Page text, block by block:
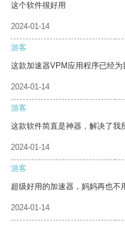
这个软件很好用
2024-01-14
游客
这款加速器VPM应用程序已经为
2024-01-14
游客
这款软件简直是神器，解决了我
2024-01-14
游客
超级好用的加速器，妈妈再也不
2024-01-14